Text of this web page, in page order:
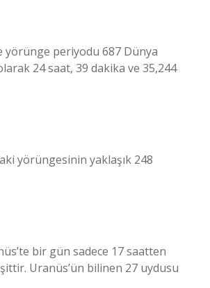
yörünge periyodu 687 Dünya
24 saat, 39 dakika ve 35,244
yörüngesinin yaklaşık 248
bir gün sadece 17 saatten
Uranüs’ün bilinen 27 uydusu